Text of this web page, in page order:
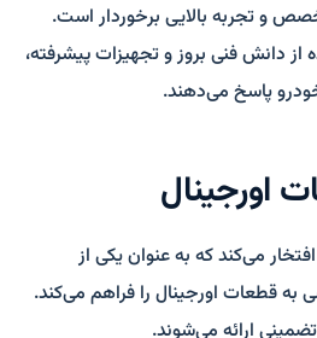
و تجربه بالایی برخوردار است.
از دانش فنی بروز و تجهیزات پیشرفته،
پاسخ می‌دهند.
اورجینال
۷۲۴ افتخار می‌کند که به عنوان یکی از
به قطعات اورجینال را فراهم می‌کند.
ارائه می‌شوند.